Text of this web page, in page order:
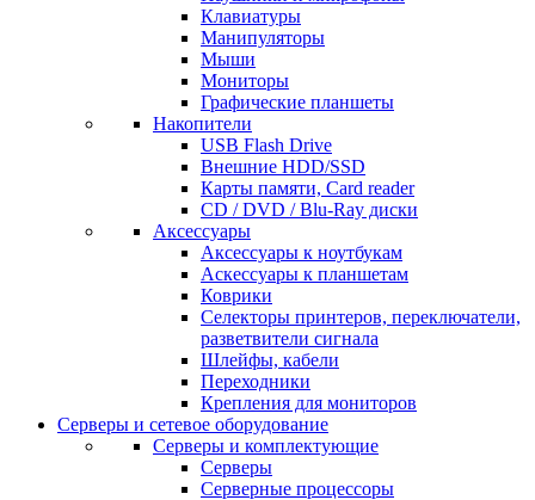
Клавиатуры
Манипуляторы
Мыши
Мониторы
Графические планшеты
Накопители
USB Flash Drive
Внешние HDD/SSD
Карты памяти, Card reader
CD / DVD / Blu-Ray диски
Аксессуары
Аксессуары к ноутбукам
Аскессуары к планшетам
Коврики
Селекторы принтеров, переключатели,
разветвители сигнала
Шлейфы, кабели
Переходники
Крепления для мониторов
Серверы и сетевое оборудование
Серверы и комплектующие
Серверы
Серверные процессоры